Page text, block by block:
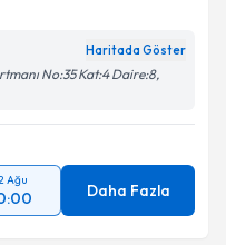
Haritada Göster
No:35 Kat:4 Daire:8,
Ağu
Daha Fazla